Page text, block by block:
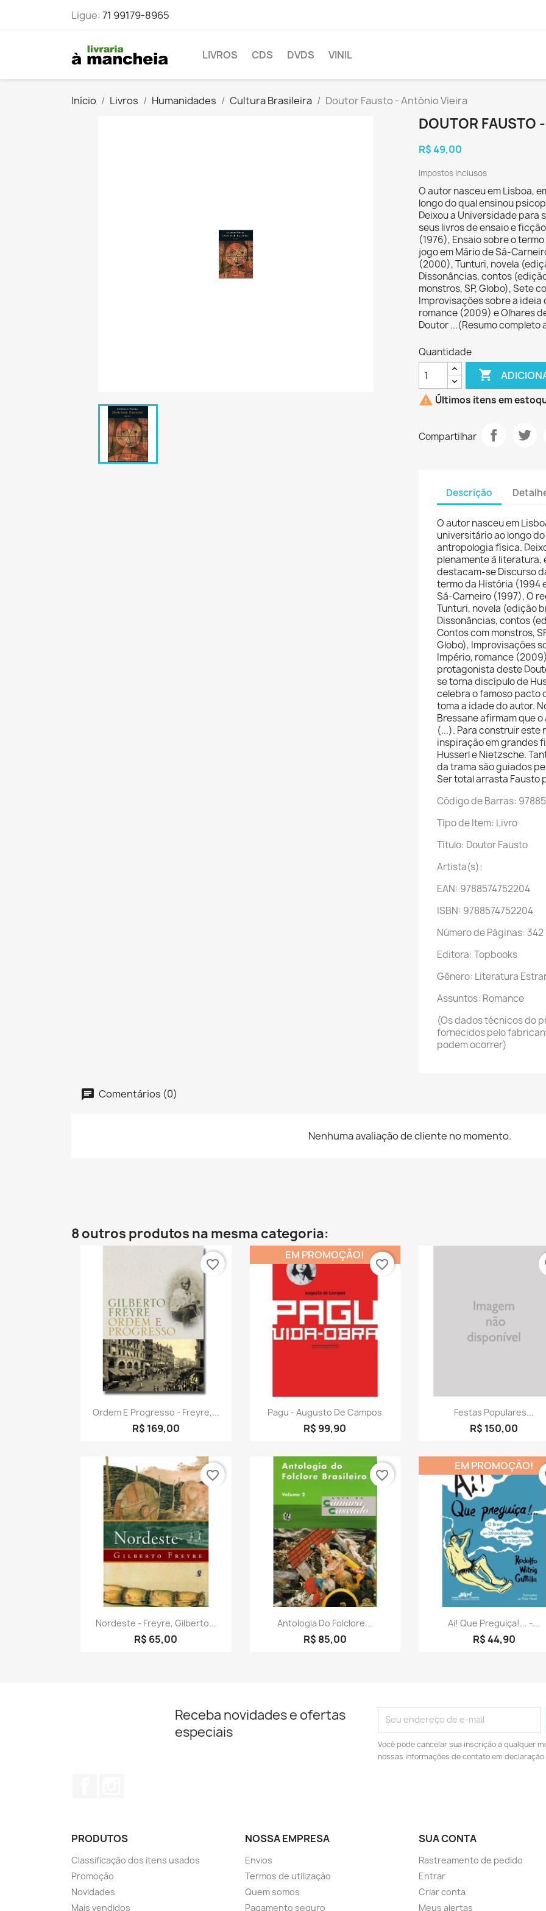
Ligue:71 99179-8965
LIVROS CDS DVDS VINIL
Início Livros Humanidades Cultura Brasileira Doutor Fausto - António Vieira
DOUTOR FAUSTO
R$ 49,00
Impostos inclusos
O autor nasceu em Lisboa,
longo do qual ensinou
Deixou a Universidade para
seus livros de ensaio e
(1976), Ensaio sobre o
jogo em Mário de Sá-
(2000), Tunturi, novela
Dissonâncias, contos
monstros, SP, Globo), Sete
Improvisações sobre a ideia
romance (2009) e Olhares
Doutor ...(Resumo completo
Quantidade

 Últimos itens em
Compartilhar
Descrição
O autor nasceu em
universitário ao longo
antropologia física.
plenamente à literatura,
destacam-se Discurso
termo da História (1994
Sá-Carneiro (1997), O
Tunturi, novela (edição
Dissonâncias, contos
Contos com monstros,
Globo), Improvisações
Império, romance
protagonista deste
se torna discípulo de
celebra o famoso pacto
toma a idade do autor.
Bressane afirmam que
(...). Para construir este
inspiração em grandes
Husserl e Nietzsche.
da trama são guiados
Ser total arrasta Fausto
Código de Barras:
Tipo de Item: Livro
Título: Doutor Fausto
Artista(s):
EAN: 9788574752204
ISBN: 9788574752204
Número de Páginas: 342
Editora: Topbooks
Gênero: Literatura
Assuntos: Romance
(Os dados técnicos do
fornecidos pelo
podem ocorrer)
Comentários (0)
Nenhuma avaliação de cliente no momento.
8 outros produtos na mesma categoria:
Visualização rápida
Ordem E Progresso - Freyre,...
R$ 169,00
favorite_border
Visualização rápida
Pagu - Augusto De Campos
R$ 99,90
EM PROMOÇÃO!
favorite_border
Visualização rápida
Festas Populares...
R$ 150,00
Visualização rápida
Nordeste - Freyre, Gilberto...
R$ 65,00
favorite_border
Visualização rápida
Antologia Do Folclore...
R$ 85,00
favorite_border
Visualização rápida
Ai! Que Preguiça!... -...
R$ 44,90
EM PROMOÇÃO!
Receba novidades e ofertas
especiais
Você pode cancelar sua inscrição a qualquer
nossas informações de contato em declaração
PRODUTOS
Classificação dos itens usados
Promoção
Novidades
Mais vendidos
NOSSA EMPRESA
Envios
Termos de utilização
Quem somos
Pagamento seguro
SUA CONTA
Rastreamento de pedido
Entrar
Criar conta
Meus alertas